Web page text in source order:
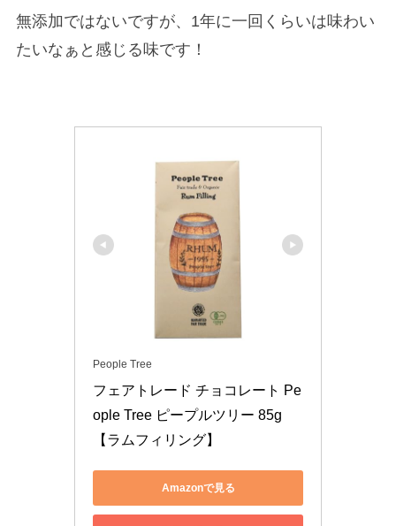
無添加ではないですが、1年に一回くらいは味わい
たいなぁと感じる味です！
People Tree
フェアトレード チョコレート Pe
ople Tree ピープルツリー 85g
【ラムフィリング】
Amazonで見る